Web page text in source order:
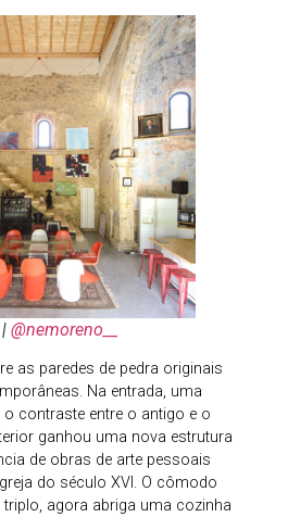
| @nemoreno__
as paredes de pedra originais
Na entrada, uma
contraste entre o antigo e o
ganhou uma nova estrutura
de obras de arte pessoais
do século XVI. O cômodo
triplo, agora abriga uma cozinha